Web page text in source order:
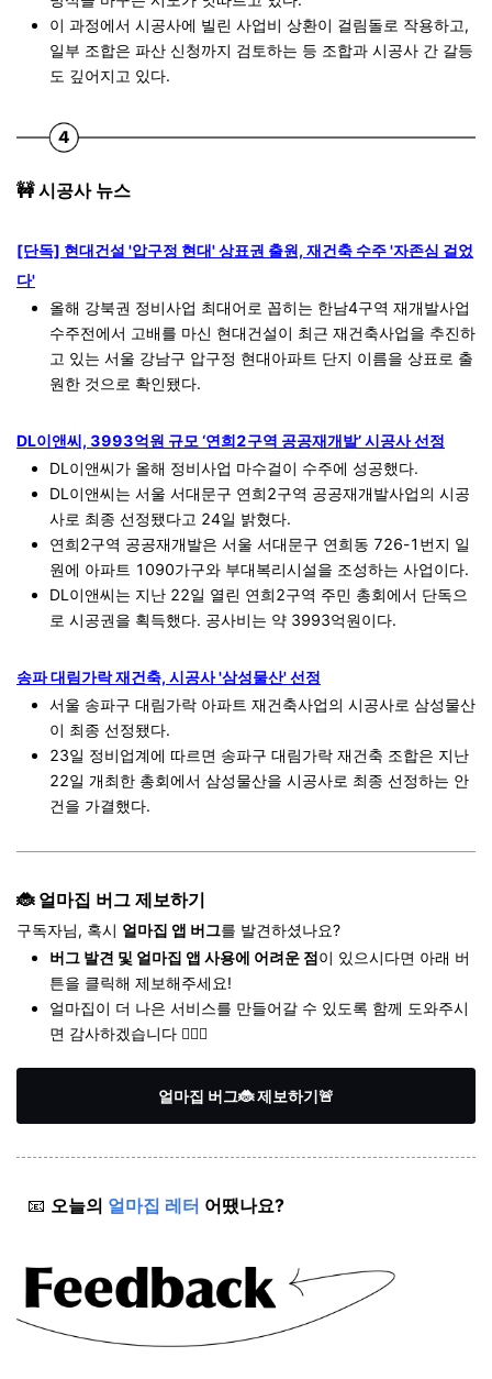
이 과정에서 시공사에 빌린 사업비 상환이 걸림돌로 작용하고,
일부 조합은 파산 신청까지 검토하는 등 조합과 시공사 간 갈등
도 깊어지고 있다.
🚧 시공사 뉴스
[단독] 현대건설 '압구정 현대' 상표권 출원, 재건축 수주 '자존심 걸었
다'
올해 강북권 정비사업 최대어로 꼽히는 한남4구역 재개발사업
수주전에서 고배를 마신 현대건설이 최근 재건축사업을 추진하
고 있는 서울 강남구 압구정 현대아파트 단지 이름을 상표로 출
원한 것으로 확인됐다.
DL이앤씨, 3993억원 규모 ‘연희2구역 공공재개발’ 시공사 선정
DL이앤씨가 올해 정비사업 마수걸이 수주에 성공했다.
DL이앤씨는 서울 서대문구 연희2구역 공공재개발사업의 시공
사로 최종 선정됐다고 24일 밝혔다.
연희2구역 공공재개발은 서울 서대문구 연희동 726-1번지 일
원에 아파트 1090가구와 부대복리시설을 조성하는 사업이다.
DL이앤씨는 지난 22일 열린 연희2구역 주민 총회에서 단독으
로 시공권을 획득했다. 공사비는 약 3993억원이다.
송파 대림가락 재건축, 시공사 '삼성물산' 선정
서울 송파구 대림가락 아파트 재건축사업의 시공사로 삼성물산
이 최종 선정됐다.
23일 정비업계에 따르면 송파구 대림가락 재건축 조합은 지난
22일 개최한 총회에서 삼성물산을 시공사로 최종 선정하는 안
건을 가결했다.
🐞얼마집 버그 제보하기
구독자님, 혹시 얼마집 앱 버그를 발견하셨나요?
버그 발견 및 얼마집 앱 사용에 어려운 점이 있으시다면 아래 버
튼을 클릭해 제보해주세요!
얼마집이 더 나은 서비스를 만들어갈 수 있도록 함께 도와주시
면 감사하겠습니다 🙇🏻‍♀️
얼마집 버그🐞 제보하기🚨
📧 오늘의 얼마집 레터 어땠나요?